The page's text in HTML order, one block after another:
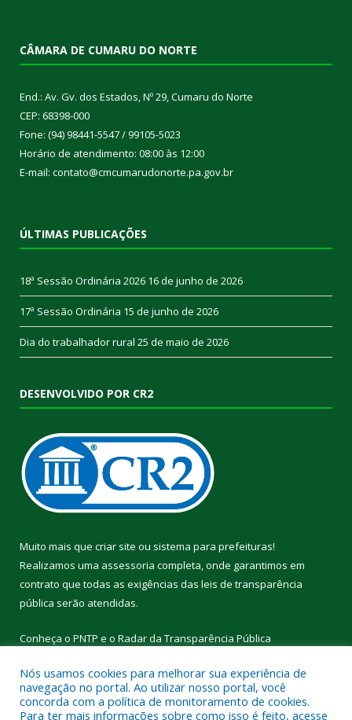
CÂMARA DE CUMARU DO NORTE
End.: Av. Gv. dos Estados, Nº 29, Cumaru do Norte
CEP: 68398-000
Fone: (94) 98441-5547 / 99105-5023
Horário de atendimento: 08:00 às 12:00
E-mail: contato@cmcumarudonorte.pa.gov.br
ÚLTIMAS PUBLICAÇÕES
18ª Sessão Ordinária 2026 16 de junho de 2026
17ª Sessão Ordinária 15 de junho de 2026
Dia do trabalhador rural 25 de maio de 2026
DESENVOLVIDO POR CR2
Muito mais que criar site ou sistema para prefeituras!
Realizamos uma assessoria completa, onde garantimos em
contrato que todas as exigências das leis de transparência
pública serão atendidas.
Conheça o PNTP e o Radar da Transparência Pública
Nós usamos cookies para melhorar sua experiência de
navegação no portal. Ao utilizar nosso portal, você
concorda com a política de monitoramento de cookies.
Para ter mais informações sobre como isso é feito, acesse